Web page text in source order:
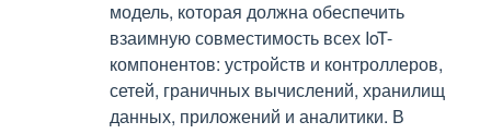
модель, которая должна обеспечить
взаимную совместимость всех IoT-
компонентов: устройств и контроллеров,
сетей, граничных вычислений, хранилищ
данных, приложений и аналитики. В